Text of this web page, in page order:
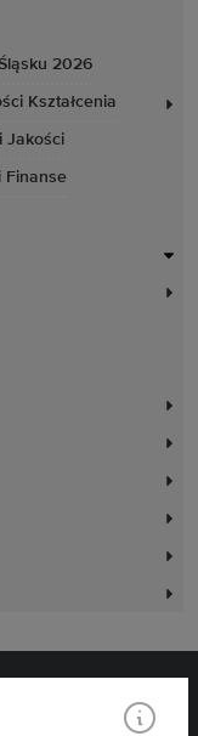
2026
Kształcenia
Jakości
Finanse